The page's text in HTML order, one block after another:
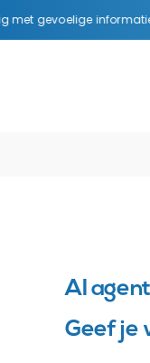
gevoelige informatie
AI
Geef je